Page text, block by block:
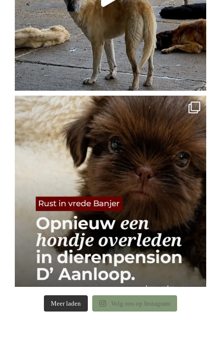
Meer laden Volg ons op Instagram